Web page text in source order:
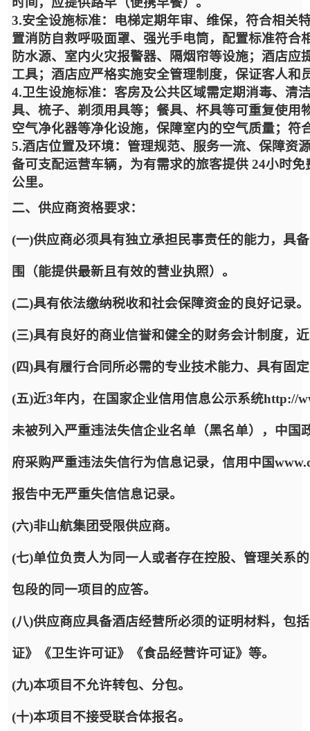
3.安全设施标准：电梯定期年审、维保，符合相关
置消防自救呼吸面罩、强光手电筒，配置标准符
防水源、室内火灾报警器、隔烟帘等设施；酒店
工具；酒店应严格实施安全管理制度，保证客人和
4.卫生设施标准：客房及公共区域需定期消毒、清
具、梳子、剃须用具等；餐具、杯具等可重复使
空气净化器等净化设施，保障室内的空气质量；符
5.酒店位置及环境：管理规范、服务一流、保障资
备可支配运营车辆，为有需求的旅客提供 24小时
公里。
二、供应商资格要求：
(一)供应商必须具有独立承担民事责任的能力，具
围（能提供最新且有效的营业执照）。
(二)具有依法缴纳税收和社会保障资金的良好记录。
(三)具有良好的商业信誉和健全的财务会计制度，
(四)具有履行合同所必需的专业技术能力、具有固
(五)近3年内，在国家企业信用信息公示系统http://
未被列入严重违法失信企业名单（黑名单），中国
府采购严重违法失信行为信息记录，信用中国
报告中无严重失信信息记录。
(六)非山航集团受限供应商。
(七)单位负责人为同一人或者存在控股、管理关系
包段的同一项目的应答。
(八)供应商应具备酒店经营所必须的证明材料，包
证》《卫生许可证》《食品经营许可证》等。
(九)本项目不允许转包、分包。
(十)本项目不接受联合体报名。